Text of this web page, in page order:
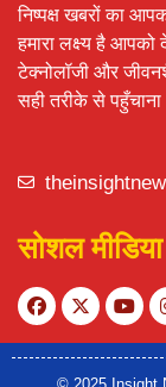
निष्पक्ष खबरों का
हमारा लक्ष्य है
टेक्नोलॉजी और
सही तरीके से
सोशल मीडिया